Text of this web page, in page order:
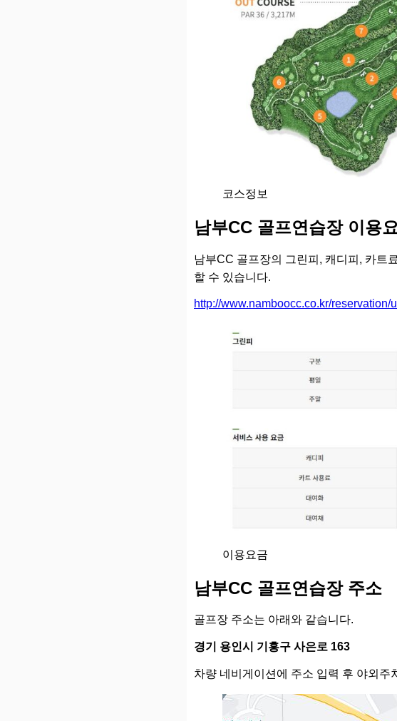
코스정보
남부CC 골프연습장 이용
남부CC 골프장의 그린피, 캐디피, 카트
할 수 있습니다.
http://www.namboocc.co.kr/reservation/
이용요금
남부CC 골프연습장 주소
골프장 주소는 아래와 같습니다.
경기 용인시 기흥구 사은로 163
차량 네비게이션에 주소 입력 후 야외주